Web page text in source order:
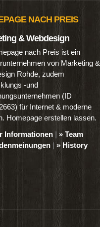
NACH PREIS
& Webdesign
nach Preis ist ein
von Marketing &
Rohde, zudem
-und
(ID
für Internet & moderne
Homepage erstellen lassen.
Informationen | » Team
| » History